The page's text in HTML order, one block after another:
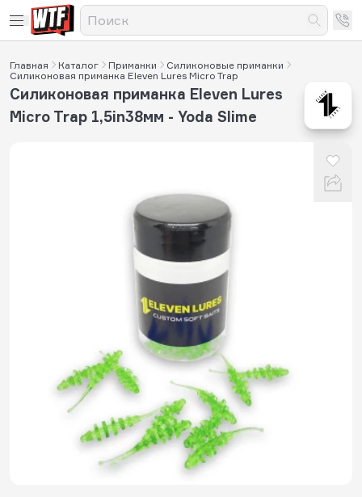
Главная Каталог Приманки
Силиконовые приманки
Силиконовая приманка Eleven Lures Micro Trap
Силиконовая приманка Eleven Lures
Micro Trap 1,5in38мм - Yoda Slime